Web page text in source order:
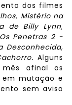
dos filmes
Mistério na
de Billy Lynn,
Penetras 2 -
Desconhecida,
Alguns
afinal as
em mutação e
sem aviso